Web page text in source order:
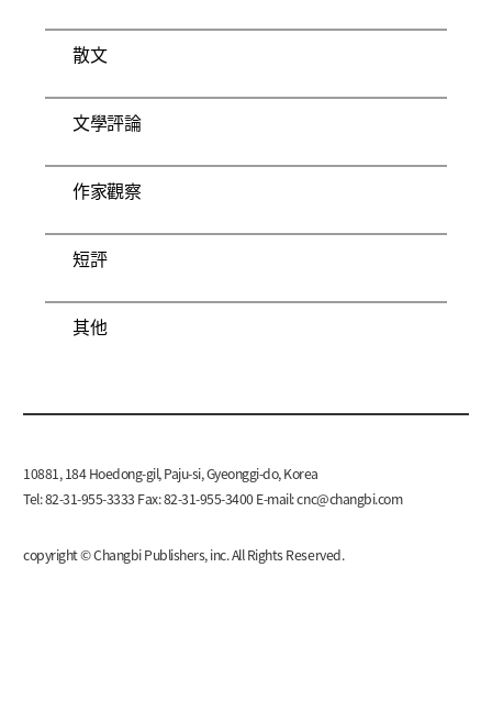
散文
文學評論
作家觀察
短評
其他
10881, 184 Hoedong-gil, Paju-si, Gyeonggi-do, Korea
Tel: 82-31-955-3333 Fax: 82-31-955-3400 E-mail:cnc@changbi.com
copyright © Changbi Publishers, inc. All Rights Reserved.